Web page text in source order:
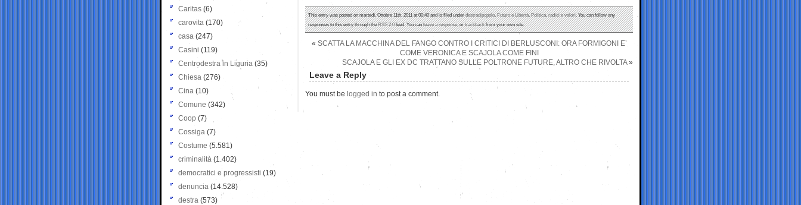
This entry was posted on martedì, Ottobre 11th, 2011 at 00:40 and is filed underdestradipopolo,Futuro e Libertà,Politica,radici e valori. You can follow any
responses to this entry through theRSS 2.0feed. You canleave a response, ortrackbackfrom your own site.
« SCATTA LA MACCHINA DEL FANGO CONTRO I CRITICI DI BERLUSCONI: ORA FORMIGONI E’
COME VERONICA E SCAJOLA COME FINI
SCAJOLA E GLI EX DC TRATTANO SULLE POLTRONE FUTURE, ALTRO CHE RIVOLTA»
Leave a Reply
You must be logged in to post a comment.
Caritas (6)
carovita (170)
casa (247)
Casini (119)
Centrodestra in Liguria (35)
Chiesa (276)
Cina (10)
Comune (342)
Coop (7)
Cossiga (7)
Costume (5.581)
criminalità (1.402)
democratici e progressisti (19)
denuncia (14.528)
destra (573)